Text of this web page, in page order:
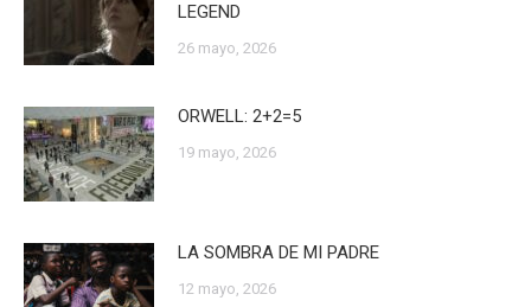
LEGEND
26 mayo, 2026
ORWELL: 2+2=5
19 mayo, 2026
LA SOMBRA DE MI PADRE
12 mayo, 2026